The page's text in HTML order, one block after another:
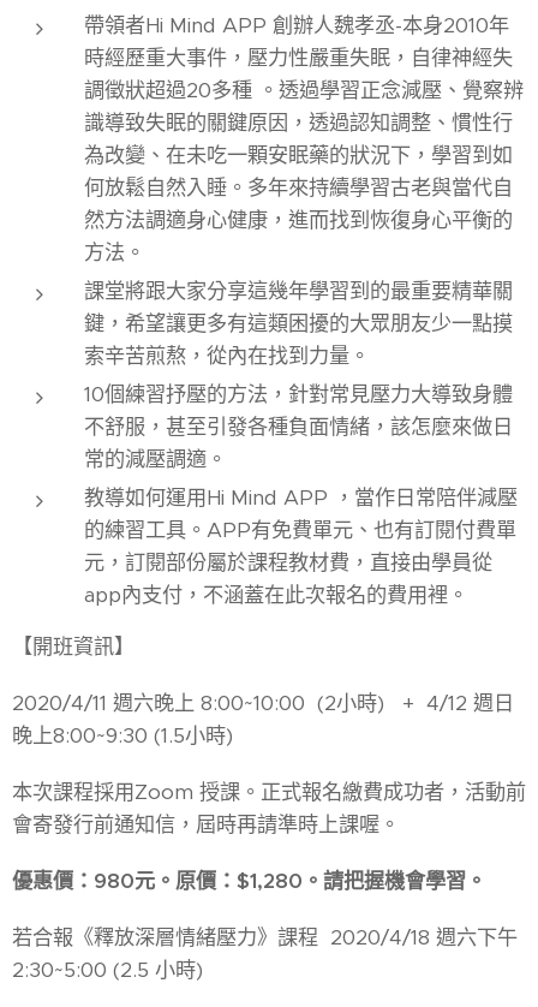
帶領者Hi Mind APP 創辦人魏孝丞-本身2010年
時經歷重大事件，壓力性嚴重失眠，自律神經失
調徵狀超過20多種 。透過學習正念減壓、覺察辨
識導致失眠的關鍵原因，透過認知調整、慣性行
為改變、在未吃一顆安眠藥的狀況下，學習到如
何放鬆自然入睡。多年來持續學習古老與當代自
然方法調適身心健康，進而找到恢復身心平衡的
方法。
課堂將跟大家分享這幾年學習到的最重要精華關
鍵，希望讓更多有這類困擾的大眾朋友少一點摸
索辛苦煎熬，從內在找到力量。
10個練習抒壓的方法，針對常見壓力大導致身體
不舒服，甚至引發各種負面情緒，該怎麼來做日
常的減壓調適。
教導如何運用Hi Mind APP ，當作日常陪伴減壓
的練習工具。APP有免費單元、也有訂閱付費單
元，訂閱部份屬於課程教材費，直接由學員從
app內支付，不涵蓋在此次報名的費用裡。
【開班資訊】
2020/4/11 週六晚上 8:00~10:00 (2小時) + 4/12 週日
晚上8:00~9:30 (1.5小時)
本次課程採用Zoom 授課。正式報名繳費成功者，活動前
會寄發行前通知信，屆時再請準時上課喔。
優惠價：980元。原價：$1,280。請把握機會學習。
若合報《釋放深層情緒壓力》課程 2020/4/18 週六下午
2:30~5:00 (2.5 小時)